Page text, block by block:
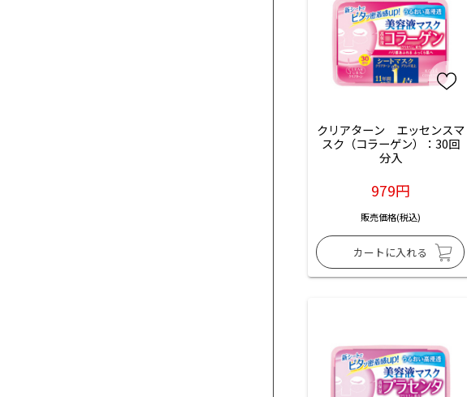
クリアターン　エッセンスマ
スク（コラーゲン）：30回
分入
979円
販売価格(税込)